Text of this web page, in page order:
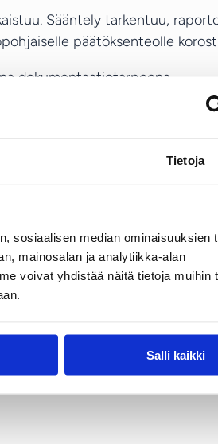
Tietoja
sosiaalisen median ominaisuuksien
mainosalan ja analytiikka-alan
voivat yhdistää näitä tietoja muihin
Salli kaikki
Sääntely tarkentuu,
päätöksenteolle
dokumentaatiotarpeena.
päättäjien
velvoitteita. Pätevyydet,
tarkoittaa: